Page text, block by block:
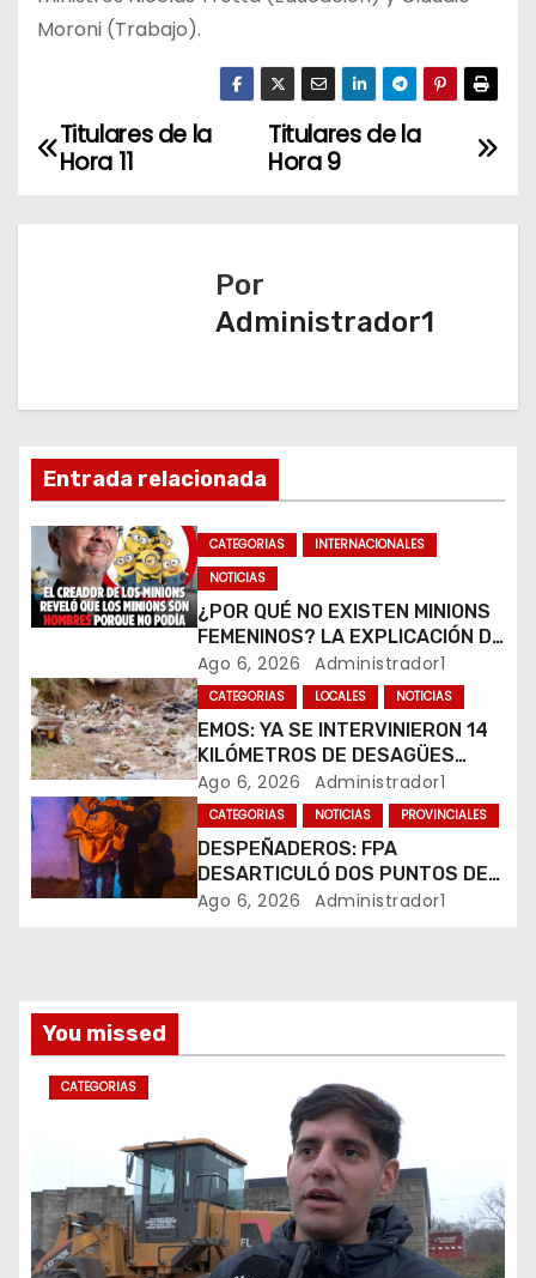
Moroni (Trabajo).
N
c
i
ó
n
e
e
n
t
r
a
s
Titulares de la
Hora 9
Titulares de la
Hora 11
Por
Administrador1
Entrada relacionada
CATEGORIAS
INTERNACIONALES
NOTICIAS
¿POR QUÉ NO EXISTEN MINIONS
FEMENINOS? LA EXPLICACIÓN DE
SU CREADOR QUE VOLVIÓ A
VIRALIZARSE
Ago 6, 2026 Administrador1
CATEGORIAS LOCALES NOTICIAS
EMOS: YA SE INTERVINIERON 14
KILÓMETROS DE DESAGÜES
PLUVIALES
Ago 6, 2026 Administrador1
CATEGORIAS NOTICIAS PROVINCIALES
DESPEÑADEROS: FPA
DESARTICULÓ DOS PUNTOS DE
VENTA DE DROGAS. TRES
Ago 6, 2026 Administrador1
You missed
CATEGORIAS